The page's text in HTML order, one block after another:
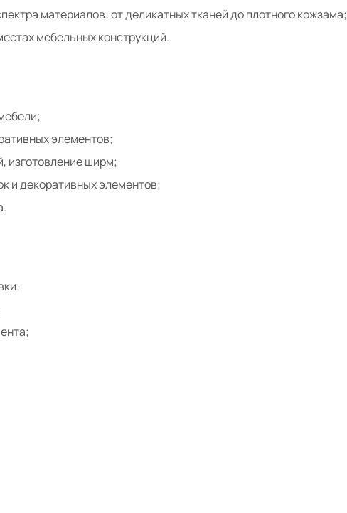
материалов: от деликатных тканей до плотного кожзама;
мебельных конструкций.
элементов;
изготовление ширм;
и декоративных элементов;